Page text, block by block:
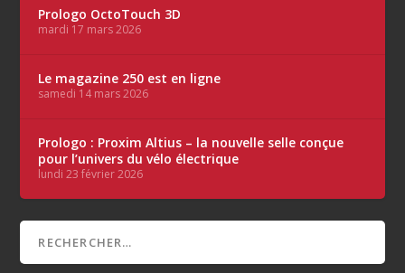
Prologo OctoTouch 3D
mardi 17 mars 2026
Le magazine 250 est en ligne
samedi 14 mars 2026
Prologo : Proxim Altius – la nouvelle selle conçue
pour l’univers du vélo électrique
lundi 23 février 2026